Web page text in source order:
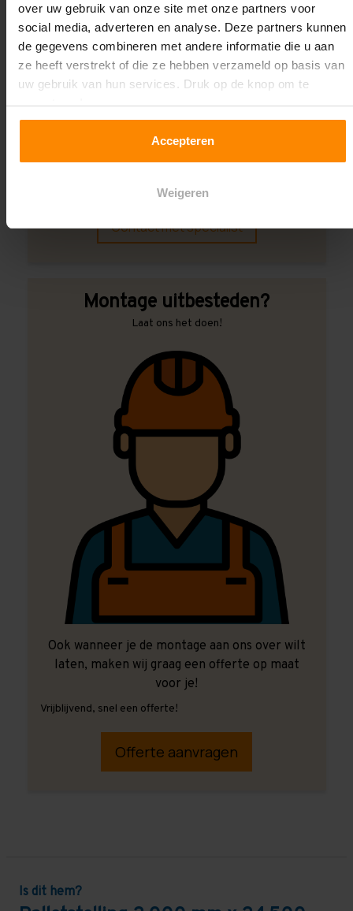
over uw gebruik van onze site met onze partners voor
social media, adverteren en analyse. Deze partners kunnen
de gegevens combineren met andere informatie die u aan
ze heeft verstrekt of die ze hebben verzameld op basis van
uw gebruik van hun services. Druk op de knop om te
accepteren!
Accepteren
Weigeren
Een maat die niet op de site staat? Hogere
specialiteit!
Contact met specialist
Montage uitbesteden?
Laat ons het doen!
Ook wanneer je de montage aan ons over wilt
laten, maken wij graag een offerte op maat
voor je!
Vrijblijvend, snel een offerte!
Offerte aanvragen
Is dit hem?